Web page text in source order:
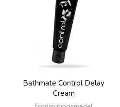
Bathmate Control Delay
Cream